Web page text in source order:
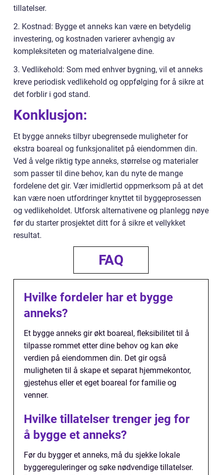
tillatelser.
2. Kostnad: Bygge et anneks kan være en betydelig
investering, og kostnaden varierer avhengig av
kompleksiteten og materialvalgene dine.
3. Vedlikehold: Som med enhver bygning, vil et anneks
kreve periodisk vedlikehold og oppfølging for å sikre at
det forblir i god stand.
Konklusjon:
Et bygge anneks tilbyr ubegrensede muligheter for
ekstra boareal og funksjonalitet på eiendommen din.
Ved å velge riktig type anneks, størrelse og materialer
som passer til dine behov, kan du nyte de mange
fordelene det gir. Vær imidlertid oppmerksom på at det
kan være noen utfordringer knyttet til byggeprosessen
og vedlikeholdet. Utforsk alternativene og planlegg nøye
før du starter prosjektet ditt for å sikre et vellykket
resultat.
FAQ
Hvilke fordeler har et bygge
anneks?
Et bygge anneks gir økt boareal, fleksibilitet til å
tilpasse rommet etter dine behov og kan øke
verdien på eiendommen din. Det gir også
muligheten til å skape et separat hjemmekontor,
gjestehus eller et eget boareal for familie og
venner.
Hvilke tillatelser trenger jeg for
å bygge et anneks?
Før du bygger et anneks, må du sjekke lokale
byggereguleringer og søke nødvendige tillatelser.